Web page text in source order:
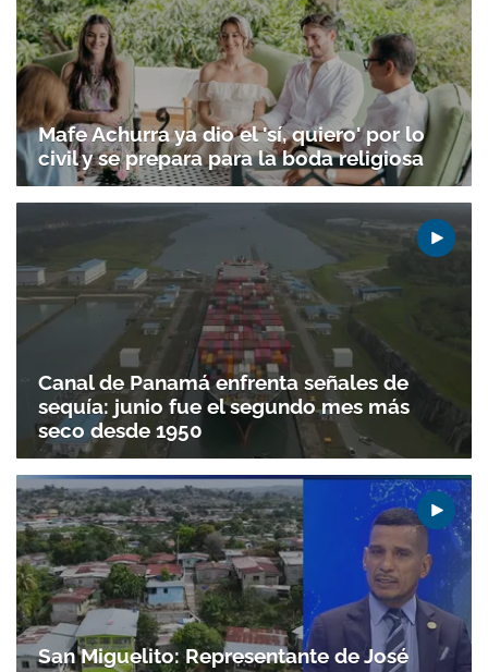
Mafe Achurra ya dio el 'sí, quiero' por lo
civil y se prepara para la boda religiosa
Canal de Panamá enfrenta señales de
sequía: junio fue el segundo mes más
seco desde 1950
San Miguelito: Representante de José